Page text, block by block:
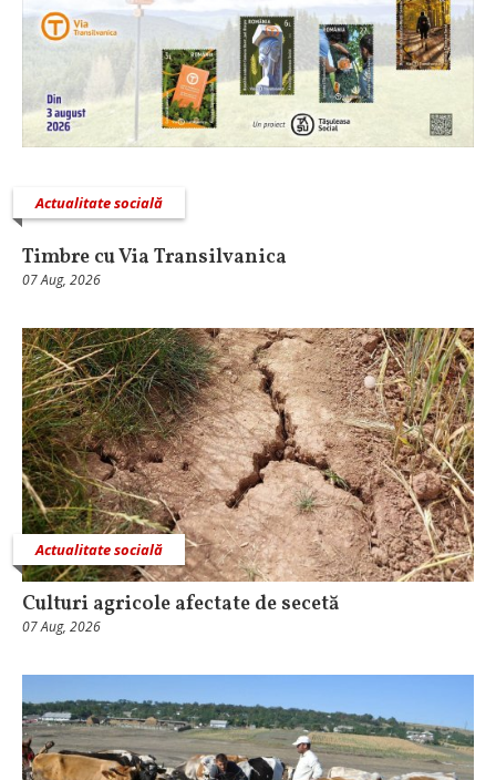
Actualitate socială
Timbre cu Via Transilvanica
07 Aug, 2026
Actualitate socială
Culturi agricole afectate de secetă
07 Aug, 2026